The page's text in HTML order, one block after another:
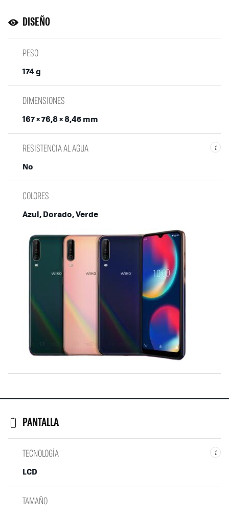
DISEÑO
PESO
174 g
DIMENSIONES
167 × 76,8 × 8,45 mm
i
RESISTENCIA AL AGUA
No
COLORES
Azul, Dorado, Verde
PANTALLA
i
TECNOLOGÍA
LCD
TAMAÑO